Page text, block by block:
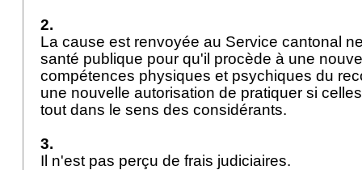
2.
La cause est renvoyée au Service cantonal
santé publique pour qu'il procède à une
compétences physiques et psychiques du
une nouvelle autorisation de pratiquer si
tout dans le sens des considérants.
3.
Il n'est pas perçu de frais judiciaires.